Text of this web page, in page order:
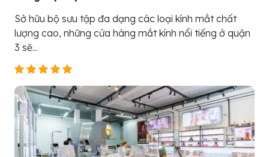
Sở hữu bộ sưu tập đa dạng các loại kính mắt chất
lượng cao, những cửa hàng mắt kính nổi tiếng ở quận
3 sẽ...